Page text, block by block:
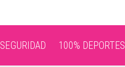
SEGURIDAD 100% DEPORTES